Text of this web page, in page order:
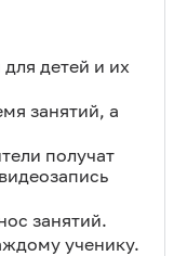
детей и их
занятий, а
получат
занятий.
ученику.